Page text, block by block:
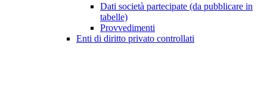
Dati società partecipate (da pubblicare in
tabelle)
Provvedimenti
Enti di diritto privato controllati